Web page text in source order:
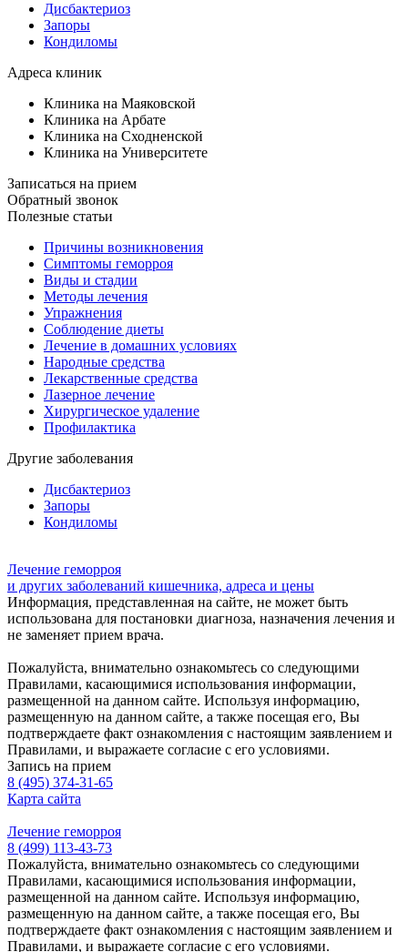
Дисбактериоз
Запоры
Кондиломы
Адреса клиник
Клиника на Маяковской
Клиника на Арбате
Клиника на Сходненской
Клиника на Университете
Записаться на прием
Обратный звонок
Полезные статьи
Причины возникновения
Симптомы геморроя
Виды и стадии
Методы лечения
Упражнения
Соблюдение диеты
Лечение в домашних условиях
Народные средства
Лекарственные средства
Лазерное лечение
Хирургическое удаление
Профилактика
Другие заболевания
Дисбактериоз
Запоры
Кондиломы
Лечение геморроя
и других заболеваний кишечника, адреса и цены
Информация, представленная на сайте, не может быть
использована для постановки диагноза, назначения лечения и
не заменяет прием врача.
Пожалуйста, внимательно ознакомьтесь со следующими
Правилами, касающимися использования информации,
размещенной на данном сайте. Используя информацию,
размещенную на данном сайте, а также посещая его, Вы
подтверждаете факт ознакомления с настоящим заявлением и
Правилами, и выражаете согласие с его условиями.
Запись на прием
8 (495) 374-31-65
Карта сайта
Лечение геморроя
8 (499) 113-43-73
Пожалуйста, внимательно ознакомьтесь со следующими
Правилами, касающимися использования информации,
размещенной на данном сайте. Используя информацию,
размещенную на данном сайте, а также посещая его, Вы
подтверждаете факт ознакомления с настоящим заявлением и
Правилами, и выражаете согласие с его условиями.